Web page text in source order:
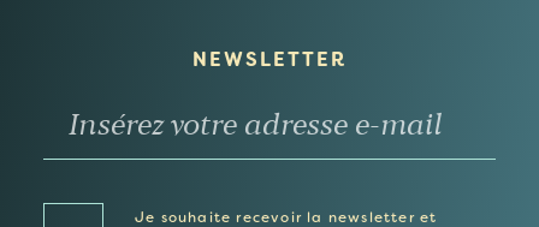
NEWSLETTER
Je souhaite recevoir la newsletter et